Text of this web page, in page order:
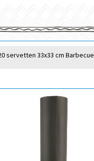
servetten 33x33 cm Barbecue